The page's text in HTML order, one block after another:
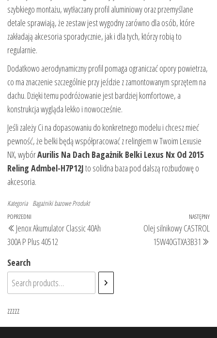
szybkiego montażu, wytłaczany profil aluminiowy oraz przemyślane
detale sprawiają, że zestaw jest wygodny zarówno dla osób, które
zakładają akcesoria sporadycznie, jak i dla tych, którzy robią to
regularnie.
Dodatkowo aerodynamiczny profil pomaga ograniczać opory powietrza,
co ma znaczenie szczególnie przy jeździe z zamontowanym sprzętem na
dachu. Dzięki temu podróżowanie jest bardziej komfortowe, a
konstrukcja wygląda lekko i nowocześnie.
Jeśli zależy Ci na dopasowaniu do konkretnego modelu i chcesz mieć
pewność, że belki będą współpracować z relingiem w Twoim Lexusie
NX, wybórAurilis Na Dach Bagażnik Belki Lexus Nx Od 2015
Reling Admbel-H7P12Jto solidna baza pod dalszą rozbudowę o
akcesoria.
Kategoria Bagażniki bazowe Produkt
Nawigacja
wpisu
Poprzedni
wpis
POPRZEDNI
Jenox Akumulator Classic 40Ah
300A P Plus 40512
NASTĘPNY
Olej silnikowy CASTROL
15W40GTXA3B31
Search
zzzzz